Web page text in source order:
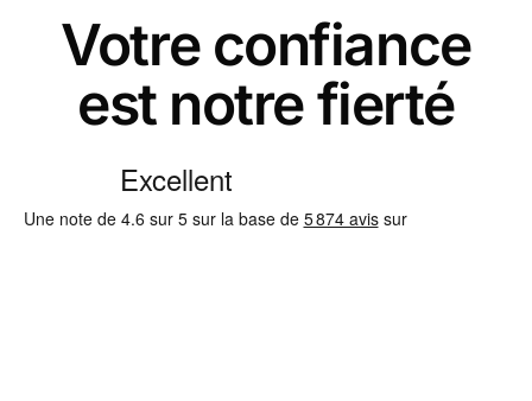
Votre confiance
est notre fierté